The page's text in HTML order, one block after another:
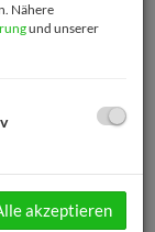
Nähere
und unserer
akzeptieren